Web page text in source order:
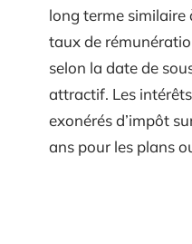
long terme similaire
taux de
selon la date de
attractif. Les
exonérés d’impôt
ans pour les plans